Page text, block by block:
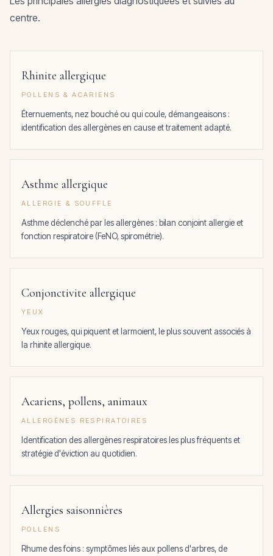
centre.
Rhinite allergique
POLLENS & ACARIENS
Éternuements, nez bouché ou qui coule, démangeaisons :
identification des allergènes en cause et traitement adapté.
Asthme allergique
ALLERGIE & SOUFFLE
Asthme déclenché par les allergènes : bilan conjoint allergie et
fonction respiratoire (FeNO, spirométrie).
Conjonctivite allergique
YEUX
Yeux rouges, qui piquent et larmoient, le plus souvent associés à
la rhinite allergique.
Acariens, pollens, animaux
ALLERGÈNES RESPIRATOIRES
Identification des allergènes respiratoires les plus fréquents et
stratégie d'éviction au quotidien.
Allergies saisonnières
POLLENS
Rhume des foins : symptômes liés aux pollens d'arbres, de